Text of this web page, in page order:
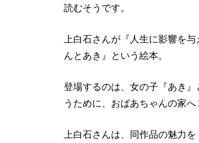
読むそうです。
上白石さんが『人生に影響を
んとあき』という絵本。
登場するのは、女の子『あき
うために、おばあちゃんの家
上白石さんは、同作品の魅力